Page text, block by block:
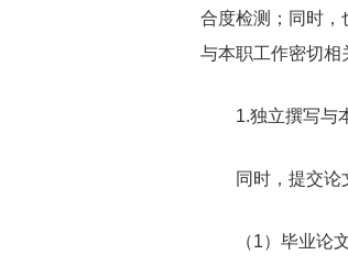
合度检测；同时，
与本职工作密切相
1.独立撰写与本
同时，提交论文
（1）毕业论文